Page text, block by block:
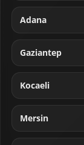
Adana
Gaziantep
Kocaeli
Mersin